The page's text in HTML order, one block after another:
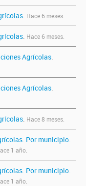
. Hace 6 meses.
. Hace 6 meses.
Agrícolas.
Agrícolas.
. Hace 8 meses.
Por municipio.
1 año.
Por municipio.
1 año.